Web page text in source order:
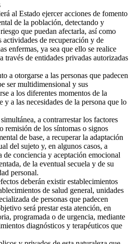
al Estado ejercer acciones de fomento
de la población, detectando y
que puedan afectarla, así como
actividades de recuperación y de
enfermas, ya sea que ello se realice
través de entidades privadas autorizadas
a otorgarse a las personas que padecen
ser multidimensional y sus
a los diferentes momentos de la
y a las necesidades de la persona que lo
a contrarrestar los factores
remisión de los síntomas o signos
de base, a recuperar la adaptación
del sujeto y, en algunos casos, a
de conciencia y aceptación emocional
de la eventual secuela y de su
personal.
deberán existir establecimientos
de salud general, unidades
de personas que padecen
será prestar esta atención, en
programada o de urgencia, mediante
diagnósticos y terapéuticos que